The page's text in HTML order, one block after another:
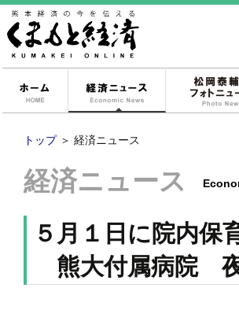
経済ニュース
トップ ＞ 経済ニュース
経済ニュース
５月１日に院内保
熊大付属病院 夜